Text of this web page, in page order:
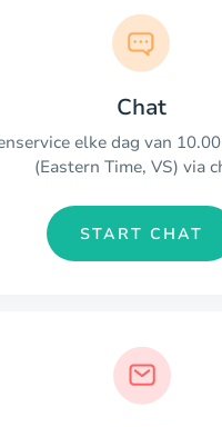
Chat
elke dag van
(Eastern Time, VS) via
START CHAT